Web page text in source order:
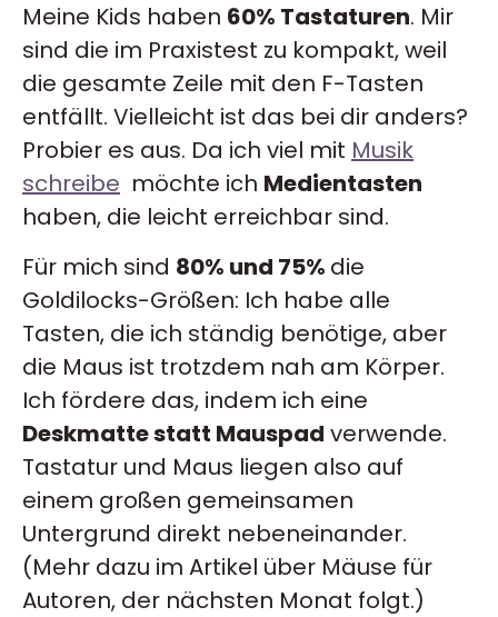
Meine Kids haben 60% Tastaturen. Mir
sind die im Praxistest zu kompakt, weil
die gesamte Zeile mit den F-Tasten
entfällt. Vielleicht ist das bei dir anders?
Probier es aus. Da ich viel mit Musik
schreibe möchte ich Medientasten
haben, die leicht erreichbar sind.
Für mich sind 80% und 75% die
Goldilocks-Größen: Ich habe alle
Tasten, die ich ständig benötige, aber
die Maus ist trotzdem nah am Körper.
Ich fördere das, indem ich eine
Deskmatte statt Mauspad verwende.
Tastatur und Maus liegen also auf
einem großen gemeinsamen
Untergrund direkt nebeneinander.
(Mehr dazu im Artikel über Mäuse für
Autoren, der nächsten Monat folgt.)